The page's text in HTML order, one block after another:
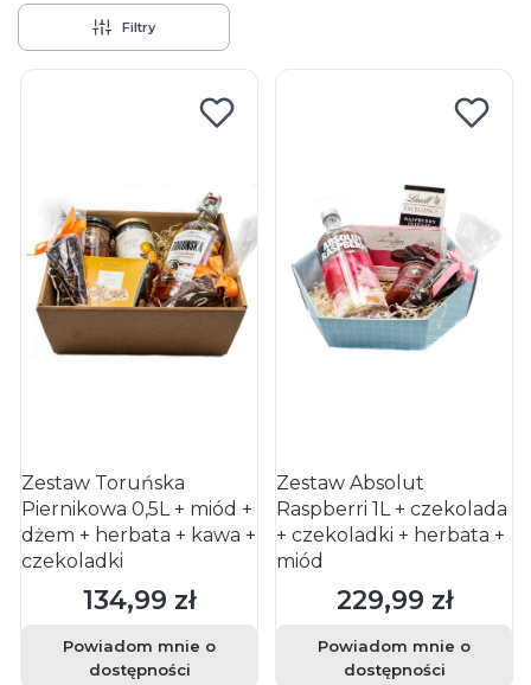
Filtry
Zestaw Toruńska
Piernikowa 0,5L + miód +
dżem + herbata + kawa +
czekoladki
Cena
134,99 zł
Powiadom mnie o
dostępności
Zestaw Absolut
Raspberri 1L + czekolada
+ czekoladki + herbata +
miód
Cena
229,99 zł
Powiadom mnie o
dostępności